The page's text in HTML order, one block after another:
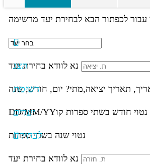
עבור לכפתור הבא לבחירת יעד מרשימה
הצג
רשימת
יעדים
לבחירה
נא לוודא בחירת יעד
תאריך יציאה,מתי? יום, חודש, שנה
DD/MM/YYחודש בשתי ספרות קו
נטוי שנה בשתי ספרות
נא לוודא בחירת יעד